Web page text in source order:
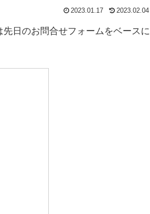
2023.01.17 2023.02.04
日のお問合せフォームをベースに